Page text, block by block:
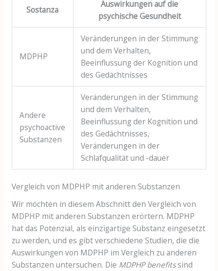
Sostanza
Auswirkungen auf die
psychische Gesundheit
MDPHP
Veränderungen in der Stimmung
und dem Verhalten,
Beeinflussung der Kognition und
des Gedächtnisses
Andere
psychoactive
Substanzen
Veränderungen in der Stimmung
und dem Verhalten,
Beeinflussung der Kognition und
des Gedächtnisses,
Veränderungen in der
Schlafqualität und -dauer
Vergleich von MDPHP mit anderen Substanzen
Wir möchten in diesem Abschnitt den Vergleich von
MDPHP mit anderen Substanzen erörtern. MDPHP
hat das Potenzial, als einzigartige Substanz eingesetzt
zu werden, und es gibt verschiedene Studien, die die
Auswirkungen von MDPHP im Vergleich zu anderen
Substanzen untersuchen. Die MDPHP benefitssind